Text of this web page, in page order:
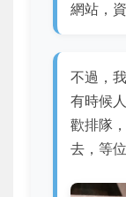
網站，
不過，
有時候
歡排隊
去，等